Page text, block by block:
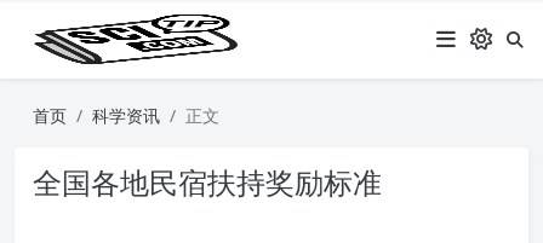
首页 科学资讯 正文
全国各地民宿扶持奖励标准